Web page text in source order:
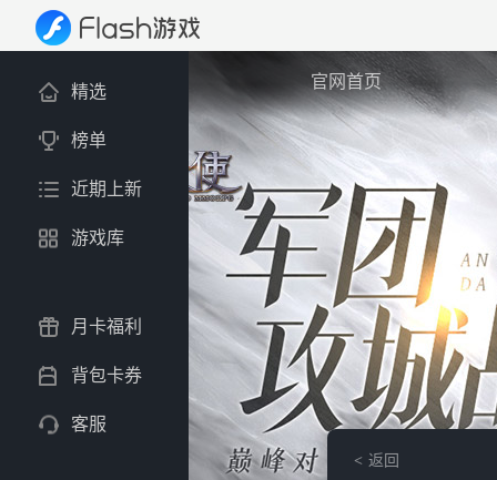
官网首页
返回
精选
榜单
近期上新
游戏库
月卡福利
背包卡券
客服